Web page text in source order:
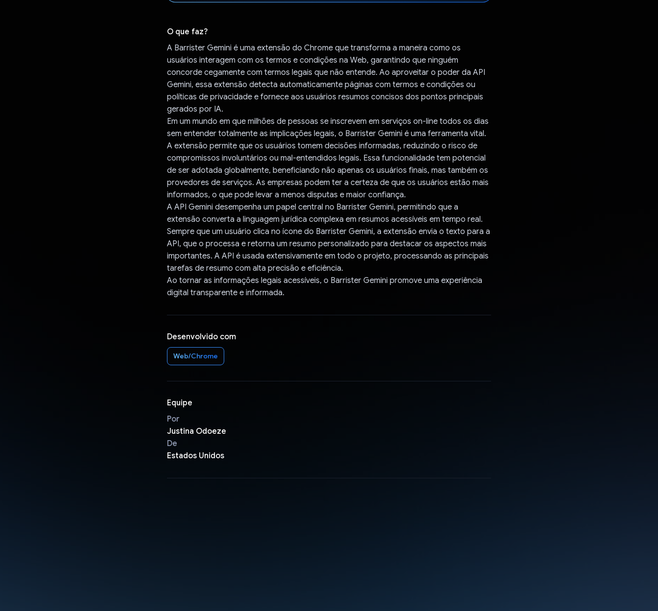
O que faz?
A Barrister Gemini é uma extensão do Chrome que transforma a maneira como os
usuários interagem com os termos e condições na Web, garantindo que ninguém
concorde cegamente com termos legais que não entende. Ao aproveitar o poder da API
Gemini, essa extensão detecta automaticamente páginas com termos e condições ou
políticas de privacidade e fornece aos usuários resumos concisos dos pontos principais
gerados por IA.
Em um mundo em que milhões de pessoas se inscrevem em serviços on-line todos os dias
sem entender totalmente as implicações legais, o Barrister Gemini é uma ferramenta vital.
A extensão permite que os usuários tomem decisões informadas, reduzindo o risco de
compromissos involuntários ou mal-entendidos legais. Essa funcionalidade tem potencial
de ser adotada globalmente, beneficiando não apenas os usuários finais, mas também os
provedores de serviços. As empresas podem ter a certeza de que os usuários estão mais
informados, o que pode levar a menos disputas e maior confiança.
A API Gemini desempenha um papel central no Barrister Gemini, permitindo que a
extensão converta a linguagem jurídica complexa em resumos acessíveis em tempo real.
Sempre que um usuário clica no ícone do Barrister Gemini, a extensão envia o texto para a
API, que o processa e retorna um resumo personalizado para destacar os aspectos mais
importantes. A API é usada extensivamente em todo o projeto, processando as principais
tarefas de resumo com alta precisão e eficiência.
Ao tornar as informações legais acessíveis, o Barrister Gemini promove uma experiência
digital transparente e informada.
Desenvolvido com
Web/Chrome
Equipe
Por
Justina Odoeze
De
Estados Unidos